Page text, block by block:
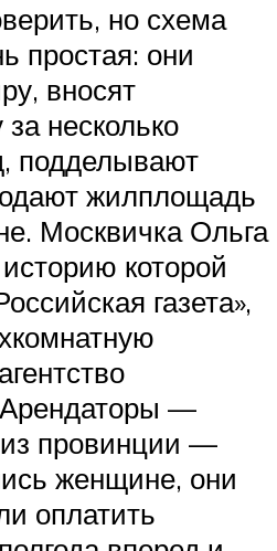
но схема
простая: они
вносят
несколько
подделывают
жилплощадь
Москвичка Ольга
которой
газета»,
—
провинции —
женщине, они
оплатить